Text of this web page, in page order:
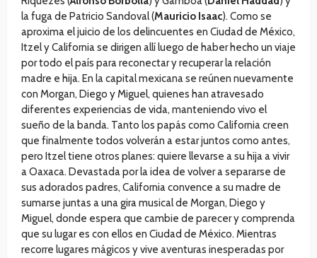
la fuga de Patricio Sandoval (Mauricio Isaac). Como se
aproxima el juicio de los delincuentes en Ciudad de México,
Itzel y California se dirigen allí luego de haber hecho un viaje
por todo el país para reconectar y recuperar la relación
madre e hija. En la capital mexicana se reúnen nuevamente
con Morgan, Diego y Miguel, quienes han atravesado
diferentes experiencias de vida, manteniendo vivo el
sueño de la banda. Tanto los papás como California creen
que finalmente todos volverán a estar juntos como antes,
pero Itzel tiene otros planes: quiere llevarse a su hija a vivir
a Oaxaca. Devastada por la idea de volver a separarse de
sus adorados padres, California convence a su madre de
sumarse juntas a una gira musical de Morgan, Diego y
Miguel, donde espera que cambie de parecer y comprenda
que su lugar es con ellos en Ciudad de México. Mientras
recorre lugares mágicos y vive aventuras inesperadas por